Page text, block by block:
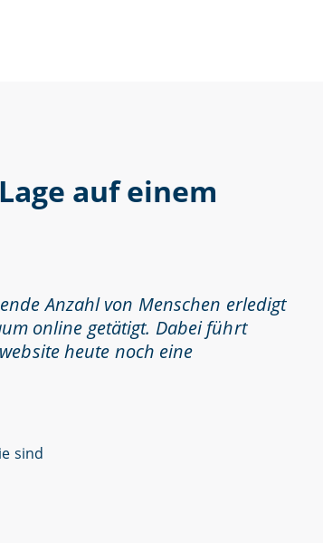
auf einem
Anzahl von Menschen erledigt
online getätigt. Dabei führt
heute noch eine
sind